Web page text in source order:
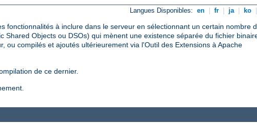
Langues Disponibles: en fr ja ko
fonctionnalités à inclure dans le serveur en sélectionnant un certain nombre
Objects ou DSOs) qui mènent une existence séparée du fichier
compilés et ajoutés ultérieurement via l'Outil des Extensions à Apache
de ce dernier.